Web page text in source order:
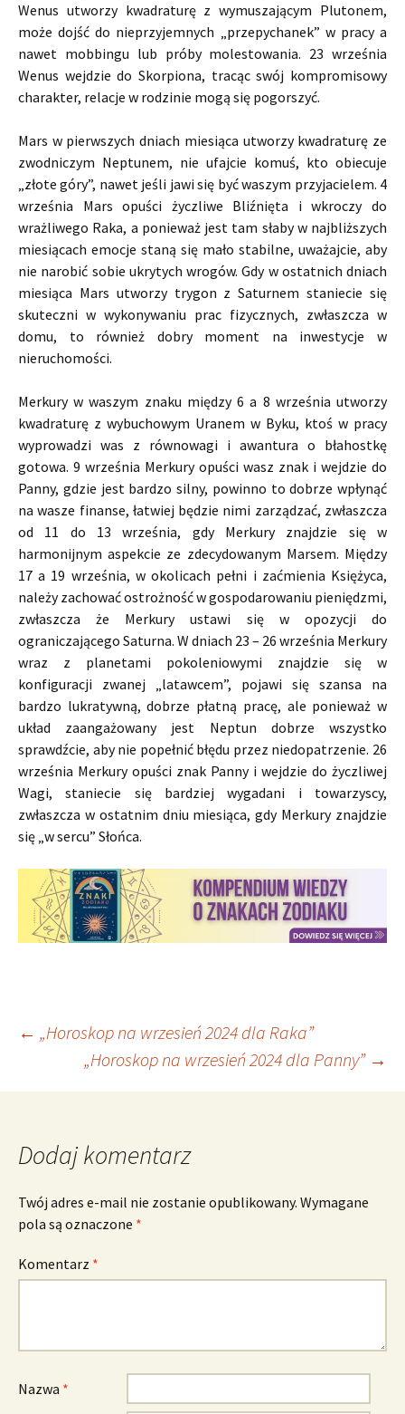
Wenus utworzy kwadraturę z wymuszającym Plutonem,
może dojść do nieprzyjemnych „przepychanek” w pracy a
nawet mobbingu lub próby molestowania. 23 września
Wenus wejdzie do Skorpiona, tracąc swój kompromisowy
charakter, relacje w rodzinie mogą się pogorszyć.
Mars w pierwszych dniach miesiąca utworzy kwadraturę ze
zwodniczym Neptunem, nie ufajcie komuś, kto obiecuje
„złote góry”, nawet jeśli jawi się być waszym przyjacielem. 4
września Mars opuści życzliwe Bliźnięta i wkroczy do
wrażliwego Raka, a ponieważ jest tam słaby w najbliższych
miesiącach emocje staną się mało stabilne, uważajcie, aby
nie narobić sobie ukrytych wrogów. Gdy w ostatnich dniach
miesiąca Mars utworzy trygon z Saturnem staniecie się
skuteczni w wykonywaniu prac fizycznych, zwłaszcza w
domu, to również dobry moment na inwestycje w
nieruchomości.
Merkury w waszym znaku między 6 a 8 września utworzy
kwadraturę z wybuchowym Uranem w Byku, ktoś w pracy
wyprowadzi was z równowagi i awantura o błahostkę
gotowa. 9 września Merkury opuści wasz znak i wejdzie do
Panny, gdzie jest bardzo silny, powinno to dobrze wpłynąć
na wasze finanse, łatwiej będzie nimi zarządzać, zwłaszcza
od 11 do 13 września, gdy Merkury znajdzie się w
harmonijnym aspekcie ze zdecydowanym Marsem. Między
17 a 19 września, w okolicach pełni i zaćmienia Księżyca,
należy zachować ostrożność w gospodarowaniu pieniędzmi,
zwłaszcza że Merkury ustawi się w opozycji do
ograniczającego Saturna. W dniach 23 – 26 września Merkury
wraz z planetami pokoleniowymi znajdzie się w
konfiguracji zwanej „latawcem”, pojawi się szansa na
bardzo lukratywną, dobrze płatną pracę, ale ponieważ w
układ zaangażowany jest Neptun dobrze wszystko
sprawdźcie, aby nie popełnić błędu przez niedopatrzenie. 26
września Merkury opuści znak Panny i wejdzie do życzliwej
Wagi, staniecie się bardziej wygadani i towarzyscy,
zwłaszcza w ostatnim dniu miesiąca, gdy Merkury znajdzie
się „w sercu” Słońca.
Nawigacja
wpisu
← „Horoskop na wrzesień 2024 dla Raka”
„Horoskop na wrzesień 2024 dla Panny” →
Dodaj komentarz
Twój adres e-mail nie zostanie opublikowany. Wymagane
pola są oznaczone *
Komentarz *
Nazwa *